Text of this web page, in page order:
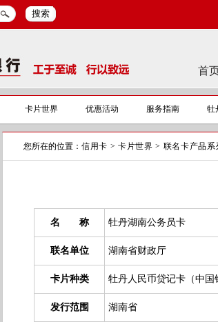
搜索
首
卡片世界 优惠活动 服务指南 牡
您所在的位置： 信用卡 > 卡片世界 > 联名卡产品系
名 称 牡丹湖南公务员卡
联名单位 湖南省财政厅
卡片种类 牡丹人民币贷记卡（中国
发行范围 湖南省